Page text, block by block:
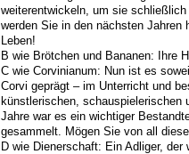
weiterentwickeln, um sie
werden Sie in den nächsten Jahren
Leben!
B wie Brötchen und Bananen: Ihre
C wie Corvinianum: Nun ist es
Corvi geprägt – im Unterricht und
künstlerischen,
Jahre war es ein wichtiger
gesammelt. Mögen Sie von all
D wie Dienerschaft: Ein Adliger,